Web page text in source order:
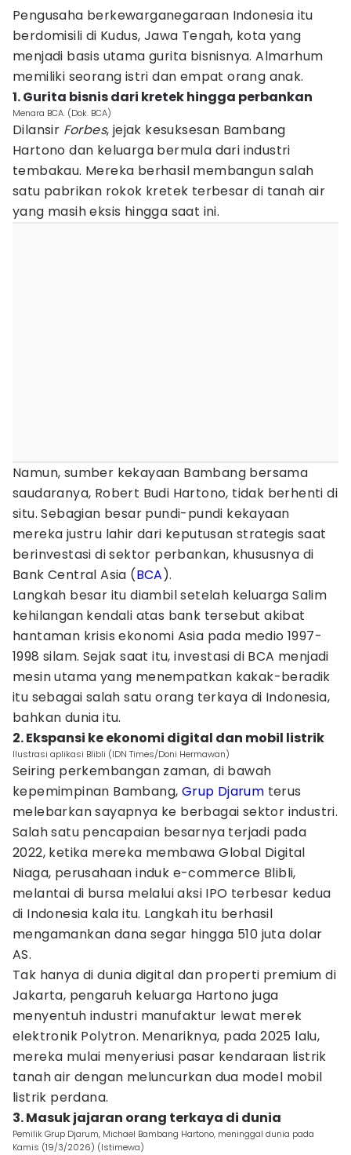
Pengusaha berkewarganegaraan Indonesia itu
berdomisili di Kudus, Jawa Tengah, kota yang
menjadi basis utama gurita bisnisnya. Almarhum
memiliki seorang istri dan empat orang anak.
1. Gurita bisnis dari kretek hingga perbankan
Menara BCA. (Dok. BCA)
Dilansir Forbes, jejak kesuksesan Bambang
Hartono dan keluarga bermula dari industri
tembakau. Mereka berhasil membangun salah
satu pabrikan rokok kretek terbesar di tanah air
yang masih eksis hingga saat ini.
Namun, sumber kekayaan Bambang bersama
saudaranya, Robert Budi Hartono, tidak berhenti di
situ. Sebagian besar pundi-pundi kekayaan
mereka justru lahir dari keputusan strategis saat
berinvestasi di sektor perbankan, khususnya di
Bank Central Asia (BCA).
Langkah besar itu diambil setelah keluarga Salim
kehilangan kendali atas bank tersebut akibat
hantaman krisis ekonomi Asia pada medio 1997-
1998 silam. Sejak saat itu, investasi di BCA menjadi
mesin utama yang menempatkan kakak-beradik
itu sebagai salah satu orang terkaya di Indonesia,
bahkan dunia itu.
2. Ekspansi ke ekonomi digital dan mobil listrik
Ilustrasi aplikasi Blibli (IDN Times/Doni Hermawan)
Seiring perkembangan zaman, di bawah
kepemimpinan Bambang, Grup Djarum terus
melebarkan sayapnya ke berbagai sektor industri.
Salah satu pencapaian besarnya terjadi pada
2022, ketika mereka membawa Global Digital
Niaga, perusahaan induk e-commerce Blibli,
melantai di bursa melalui aksi IPO terbesar kedua
di Indonesia kala itu. Langkah itu berhasil
mengamankan dana segar hingga 510 juta dolar
AS.
Tak hanya di dunia digital dan properti premium di
Jakarta, pengaruh keluarga Hartono juga
menyentuh industri manufaktur lewat merek
elektronik Polytron. Menariknya, pada 2025 lalu,
mereka mulai menyeriusi pasar kendaraan listrik
tanah air dengan meluncurkan dua model mobil
listrik perdana.
3. Masuk jajaran orang terkaya di dunia
Pemilik Grup Djarum, Michael Bambang Hartono, meninggal dunia pada
Kamis (19/3/2026) (Istimewa)